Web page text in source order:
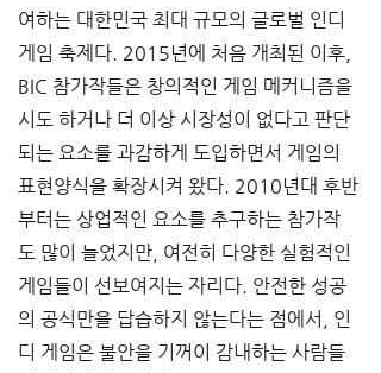
여하는 대한민국 최대 규모의 글로벌 인디
게임 축제다. 2015년에 처음 개최된 이후,
BIC 참가작들은 창의적인 게임 메커니즘을
시도 하거나 더 이상 시장성이 없다고 판단
되는 요소를 과감하게 도입하면서 게임의
표현양식을 확장시켜 왔다. 2010년대 후반
부터는 상업적인 요소를 추구하는 참가작
도 많이 늘었지만, 여전히 다양한 실험적인
게임들이 선보여지는 자리다. 안전한 성공
의 공식만을 답습하지 않는다는 점에서, 인
디 게임은 불안을 기꺼이 감내하는 사람들